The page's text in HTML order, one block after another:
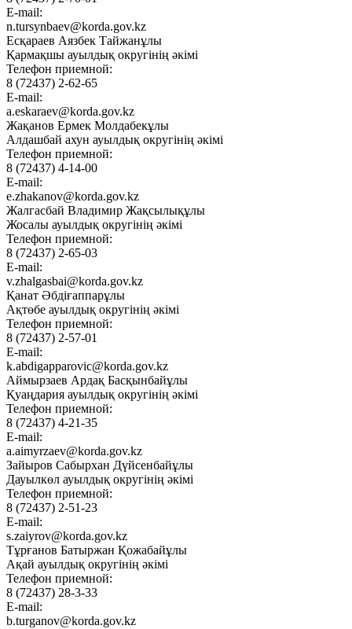
E-mail:
n.tursynbaev@korda.gov.kz
Есқараев Аязбек Тайжанұлы
Қармақшы ауылдық округінің әкімі
Телефон приемной:
8 (72437) 2-62-65
E-mail:
a.eskaraev@korda.gov.kz
Жақанов Ермек Молдабекұлы
Алдашбай ахун ауылдық округінің әкімі
Телефон приемной:
8 (72437) 4-14-00
E-mail:
e.zhakanov@korda.gov.kz
Жалгасбай Владимир Жақсылықұлы
Жосалы ауылдық округінің әкімі
Телефон приемной:
8 (72437) 2-65-03
E-mail:
v.zhalgasbai@korda.gov.kz
Қанат Әбдіғаппарұлы
Ақтөбе ауылдық округінің әкімі
Телефон приемной:
8 (72437) 2-57-01
E-mail:
k.abdigapparovic@korda.gov.kz
Аймырзаев Ардақ Басқынбайұлы
Қуаңдария ауылдық округінің әкімі
Телефон приемной:
8 (72437) 4-21-35
E-mail:
a.aimyrzaev@korda.gov.kz
Зайыров Сабырхан Дүйсенбайұлы
Дауылкөл ауылдық округінің әкімі
Телефон приемной:
8 (72437) 2-51-23
E-mail:
s.zaiyrov@korda.gov.kz
Тұрғанов Батыржан Қожабайұлы
Ақай ауылдық округінің әкімі
Телефон приемной:
8 (72437) 28-3-33
E-mail:
b.turganov@korda.gov.kz